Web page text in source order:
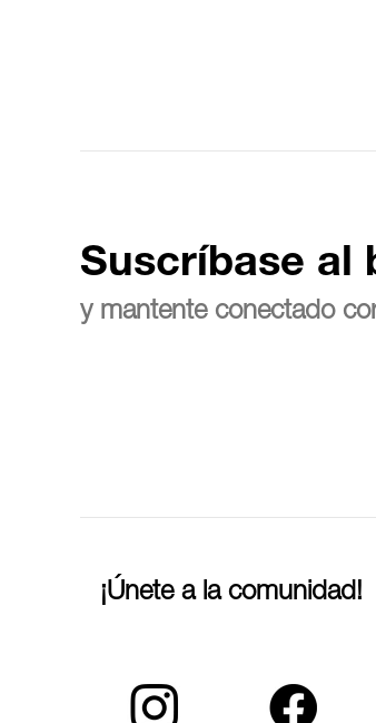
Suscríbase al
y mantente conectado
¡Únete a la comunidad!